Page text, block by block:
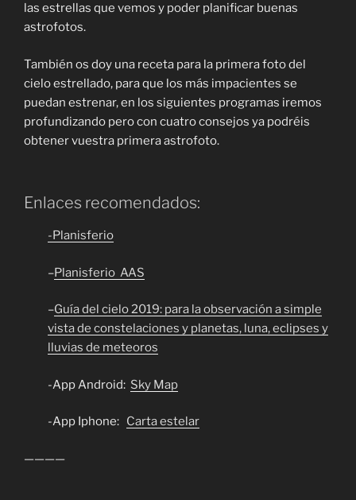
las estrellas que vemos y poder planificar buenas
astrofotos.
También os doy una receta para la primera foto del
cielo estrellado, para que los más impacientes se
puedan estrenar, en los siguientes programas iremos
profundizando pero con cuatro consejos ya podréis
obtener vuestra primera astrofoto.
Enlaces recomendados:
-Planisferio
–Planisferio AAS
–Guía del cielo 2019: para la observación a simple
vista de constelaciones y planetas, luna, eclipses y
lluvias de meteoros
-App Android: Sky Map
-App Iphone: Carta estelar
————